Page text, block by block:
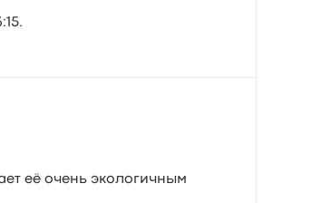
её очень экологичным